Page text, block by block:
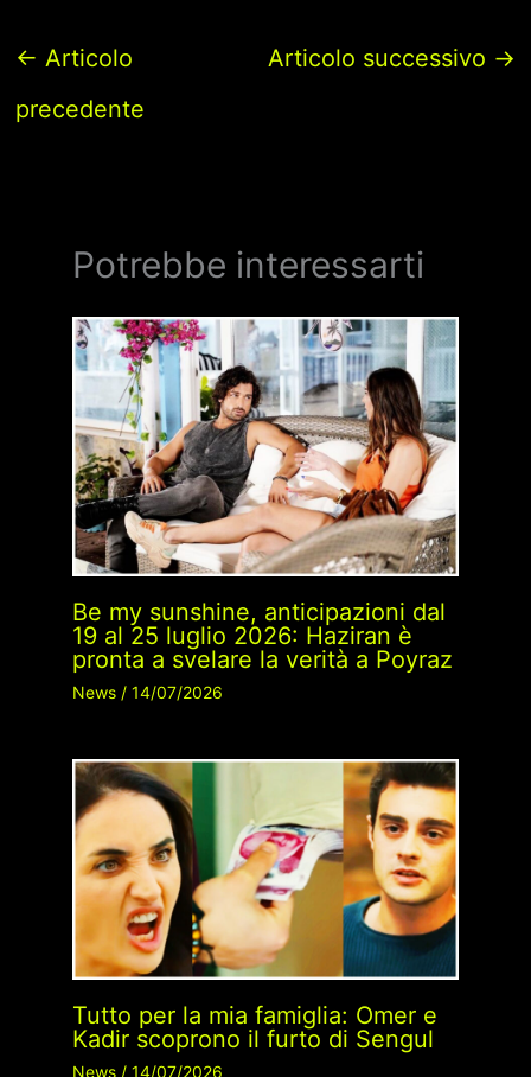
← Articolo
precedente
Articolo successivo →
Potrebbe interessarti
Be my sunshine, anticipazioni dal
19 al 25 luglio 2026: Haziran è
pronta a svelare la verità a Poyraz
News/ 14/07/2026
Tutto per la mia famiglia: Omer e
Kadir scoprono il furto di Sengul
News/ 14/07/2026